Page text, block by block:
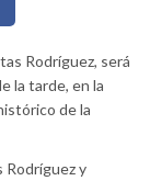
Rodríguez, será
la tarde, en la
de la
Rodríguez y